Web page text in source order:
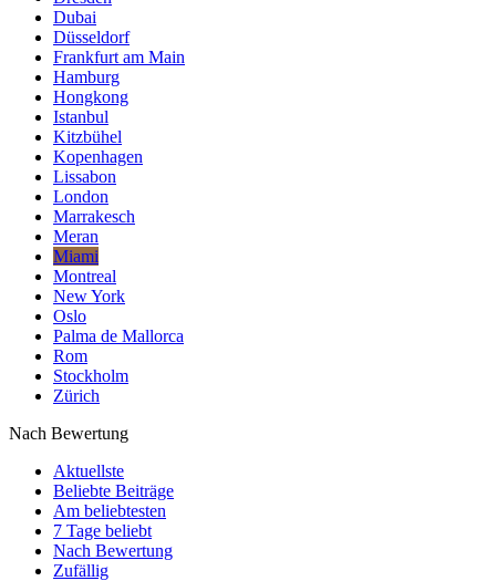
Dubai
Düsseldorf
Frankfurt am Main
Hamburg
Hongkong
Istanbul
Kitzbühel
Kopenhagen
Lissabon
London
Marrakesch
Meran
Miami
Montreal
New York
Oslo
Palma de Mallorca
Rom
Stockholm
Zürich
Nach Bewertung
Aktuellste
Beliebte Beiträge
Am beliebtesten
7 Tage beliebt
Nach Bewertung
Zufällig